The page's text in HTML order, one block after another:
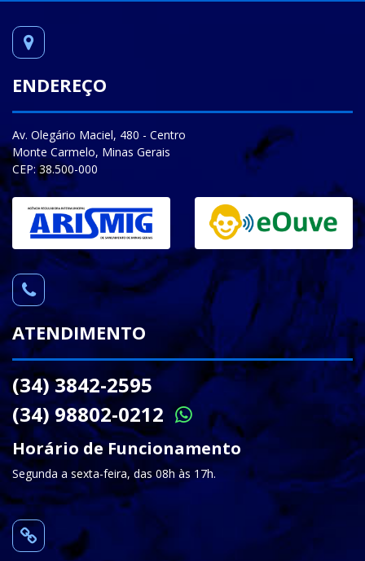
ENDEREÇO
Av. Olegário Maciel, 480 - Centro
Monte Carmelo, Minas Gerais
CEP: 38.500-000
ATENDIMENTO
(34) 3842-2595
(34) 98802-0212
Horário de Funcionamento
Segunda a sexta-feira, das 08h às 17h.